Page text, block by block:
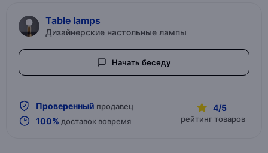
Table lamps
Дизайнерские настольные лампы
Начать беседу
Проверенный продавец
100% доставок вовремя
4/5
рейтинг товаров